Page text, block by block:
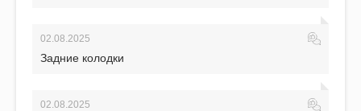
02.08.2025
Задние колодки
02.08.2025